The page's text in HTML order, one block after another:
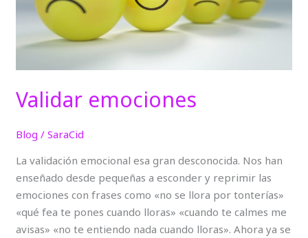
Validar emociones
Blog /SaraCid
La validación emocional esa gran desconocida. Nos han
enseñado desde pequeñas a esconder y reprimir las
emociones con frases como «no se llora por tonterías»
«qué fea te pones cuando lloras» «cuando te calmes me
avisas» «no te entiendo nada cuando lloras». Ahora ya se